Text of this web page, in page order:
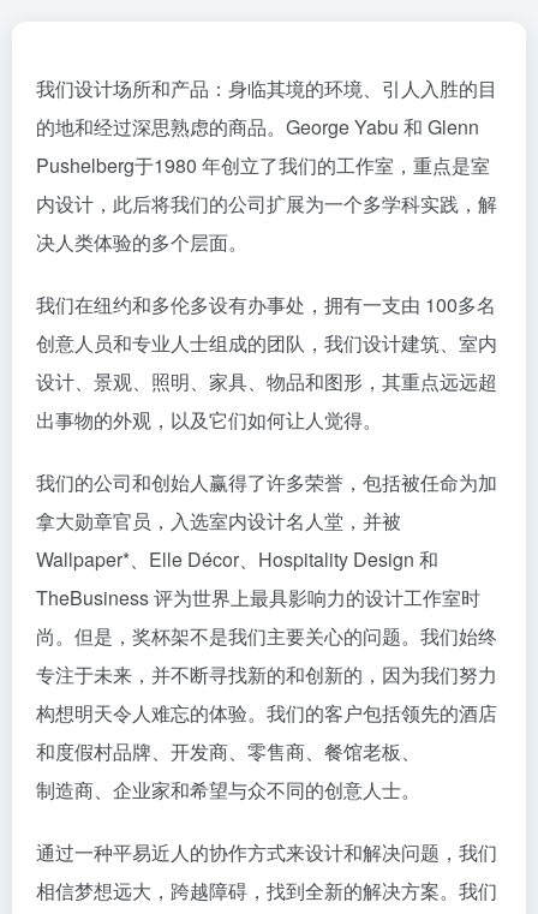
我们设计场所和产品：身临其境的环境、引人入胜的目
的地和经过深思熟虑的商品。George Yabu 和 Glenn
Pushelberg于1980 年创立了我们的工作室，重点是室
内设计，此后将我们的公司扩展为一个多学科实践，解
决人类体验的多个层面。
我们在纽约和多伦多设有办事处，拥有一支由 100多名
创意人员和专业人士组成的团队，我们设计建筑、室内
设计、景观、照明、家具、物品和图形，其重点远远超
出事物的外观，以及它们如何让人觉得。
我们的公司和创始人赢得了许多荣誉，包括被任命为加
拿大勋章官员，入选室内设计名人堂，并被
Wallpaper*、Elle Décor、Hospitality Design 和
TheBusiness 评为世界上最具影响力的设计工作室时
尚。但是，奖杯架不是我们主要关心的问题。我们始终
专注于未来，并不断寻找新的和创新的，因为我们努力
构想明天令人难忘的体验。我们的客户包括领先的酒店
和度假村品牌、开发商、零售商、餐馆老板、
制造商、企业家和希望与众不同的创意人士。
通过一种平易近人的协作方式来设计和解决问题，我们
相信梦想远大，跨越障碍，找到全新的解决方案。我们